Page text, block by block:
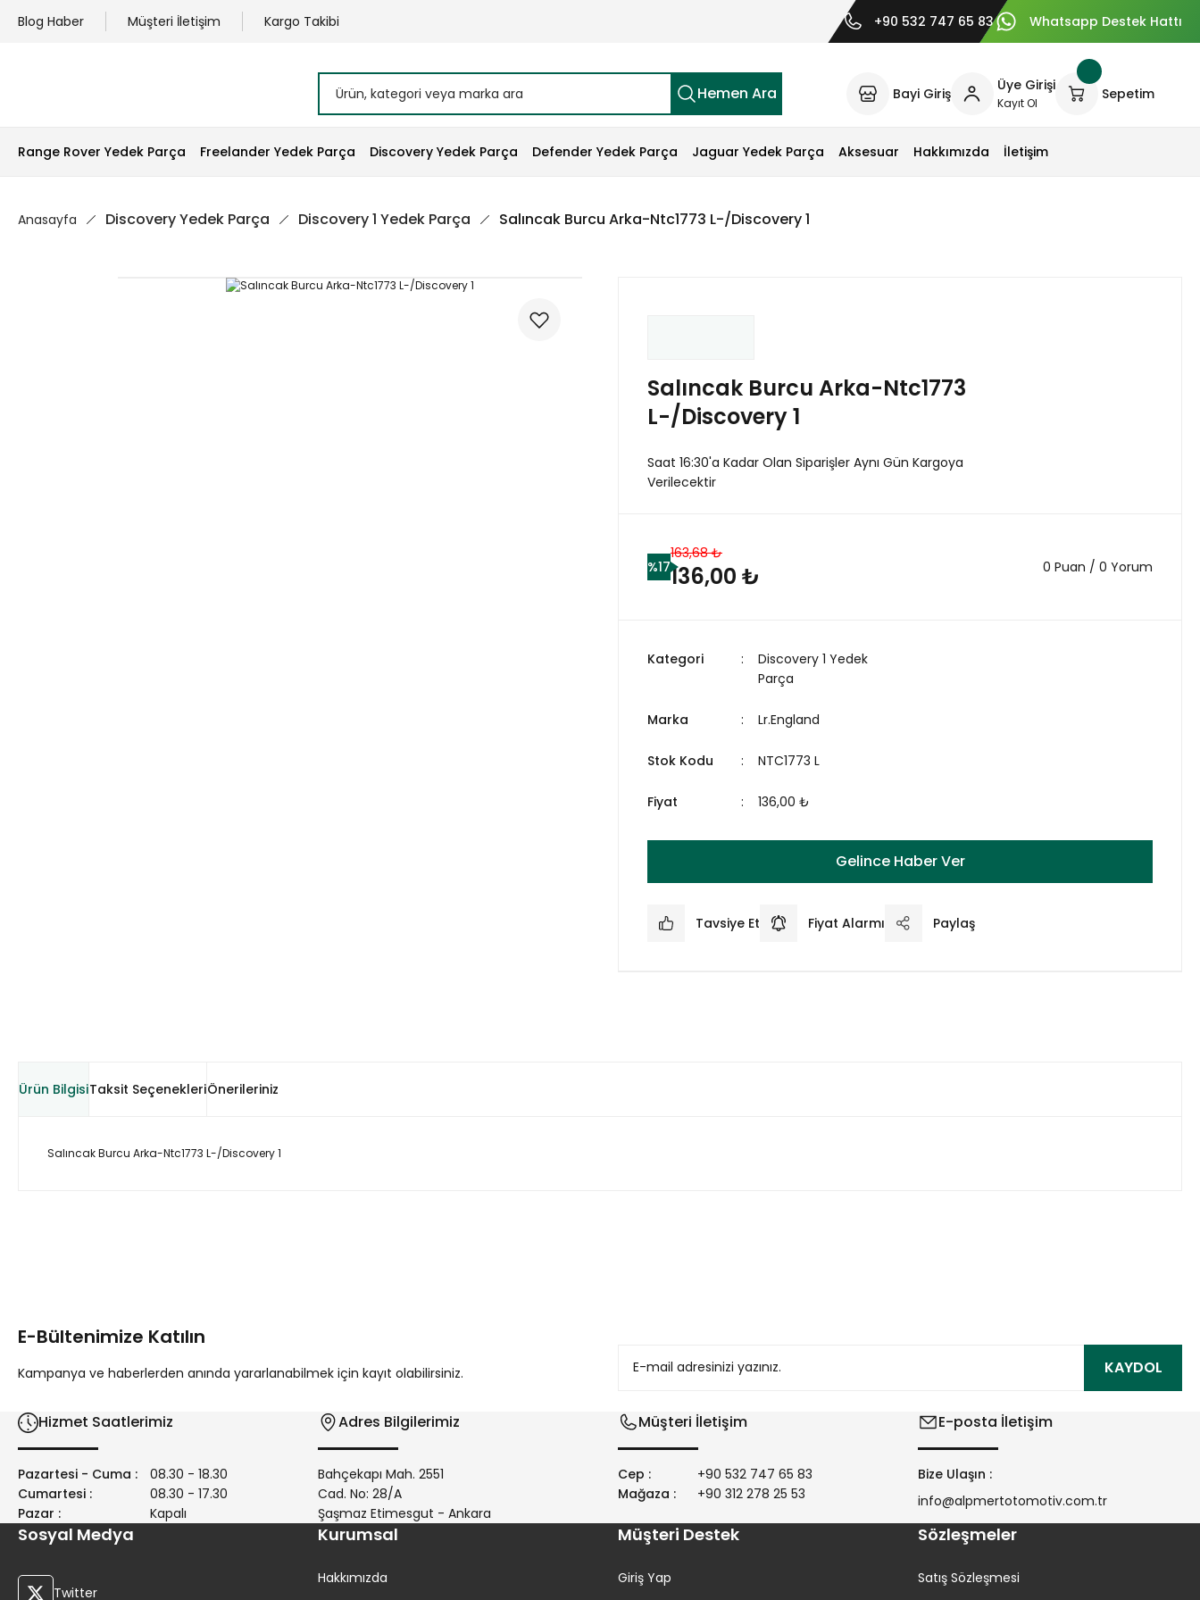
Blog Haber Müşteri İletişim Kargo Takibi +90 532 747 65 83 Whatsapp Destek Hattı
Hemen Ara Bayi Giriş Üye Girişi
Kayıt Ol
Sepetim
Range Rover Yedek Parça Freelander Yedek Parça Discovery Yedek Parça Defender Yedek Parça Jaguar Yedek Parça Aksesuar Hakkımızda İletişim
Anasayfa Discovery Yedek Parça Discovery 1 Yedek Parça Salıncak Burcu Arka-Ntc1773 L-/Discovery 1
Salıncak Burcu Arka-Ntc1773
L-/Discovery 1
Saat 16:30'a Kadar Olan Siparişler Aynı Gün Kargoya
Verilecektir
%17
163,68 ₺
136,00 ₺ 0 Puan / 0 Yorum
Kategori
Discovery 1 Yedek
Parça
Marka Lr.England
Stok Kodu NTC1773 L
Fiyat 136,00 ₺
Gelince Haber Ver
Tavsiye Et Fiyat Alarmı Paylaş
Ürün BilgisiTaksit SeçenekleriÖnerileriniz
Salıncak Burcu Arka-Ntc1773 L-/Discovery 1
Ürün bilgilerinde hatalar bulunuyor.
E-Bültenimize Katılın
Kampanya ve haberlerden anında yararlanabilmek için kayıt olabilirsiniz. KAYDOL
Hizmet Saatlerimiz
Pazartesi - Cuma :
08.30 - 18.30
Cumartesi :
08.30 - 17.30
Pazar :
Kapalı
Adres Bilgilerimiz
Bahçekapı Mah. 2551
Cad. No: 28/A
Şaşmaz Etimesgut - Ankara
Müşteri İletişim
Cep :
+90 532 747 65 83
Mağaza :
+90 312 278 25 53
E-posta İletişim
Bize Ulaşın :
info@alpmertotomotiv.com.tr
Sosyal Medya
Twitter
Kurumsal
Hakkımızda
Müşteri Destek
Giriş Yap
Sözleşmeler
Satış Sözleşmesi